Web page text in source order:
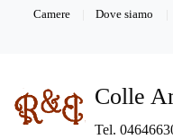
Camere Dove siamo
Colle
Tel.